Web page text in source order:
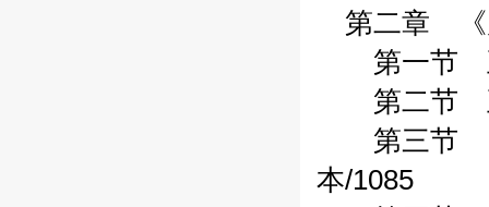
第二章 《
第一节 五
第二节 五
第三节 《
本/1085